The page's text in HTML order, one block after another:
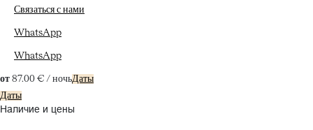
Связаться с нами
WhatsApp
WhatsApp
от 87.00 € / ночьДаты
Даты
Наличие и цены